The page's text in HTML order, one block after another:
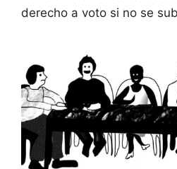
derecho a voto si no se